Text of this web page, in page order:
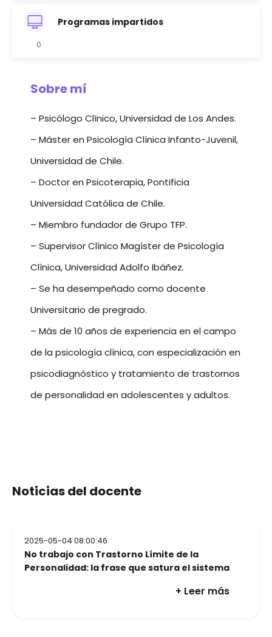
Programas impartidos
0
Sobre mí
– Psicólogo Clínico, Universidad de Los Andes.
– Máster en Psicología Clínica Infanto-Juvenil,
Universidad de Chile.
– Doctor en Psicoterapia, Pontificia
Universidad Católica de Chile.
– Miembro fundador de Grupo TFP.
– Supervisor Clínico Magíster de Psicología
Clínica, Universidad Adolfo Ibáñez.
– Se ha desempeñado como docente
Universitario de pregrado.
– Más de 10 años de experiencia en el campo
de la psicología clínica, con especialización en
psicodiagnóstico y tratamiento de trastornos
de personalidad en adolescentes y adultos.
Noticias del docente
2025-05-04 08:00:46
No trabajo con Trastorno Límite de la
Personalidad: la frase que satura el sistema
+ Leer más